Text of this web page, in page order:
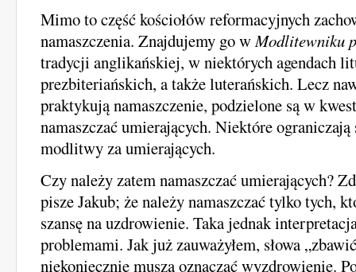
Mimo to część kościołów reformacyjnych
namaszczenia. Znajdujemy go wModlitewniku
tradycji anglikańskiej, w niektórych agendach
prezbiteriańskich, a także luterańskich. Lecz
praktykują namaszczenie, podzielone są w
namaszczać umierających. Niektóre ograniczają
modlitwy za umierających.
Czy należy zatem namaszczać umierających?
pisze Jakub; że należy namaszczać tylko tych,
szansę na uzdrowienie. Taka jednak
problemami. Jak już zauważyłem, słowa
niekoniecznie muszą oznaczać wyzdrowienie.